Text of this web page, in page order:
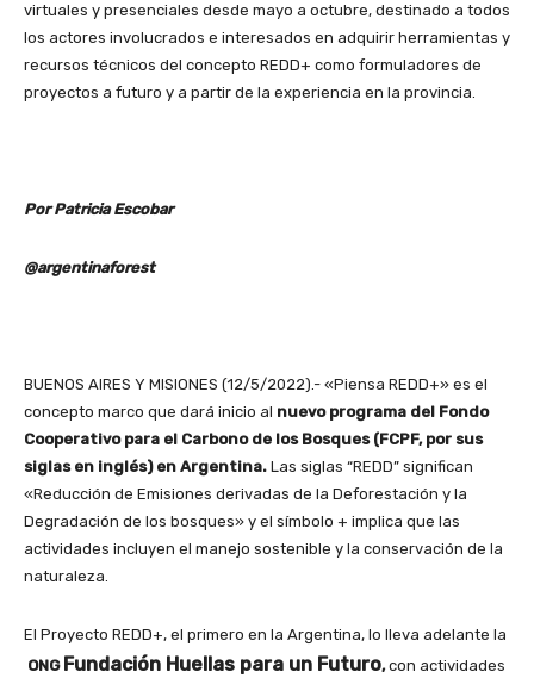
virtuales y presenciales desde mayo a octubre, destinado a todos
los actores involucrados e interesados en adquirir herramientas y
recursos técnicos del concepto REDD+ como formuladores de
proyectos a futuro y a partir de la experiencia en la provincia.
Por Patricia Escobar
@argentinaforest
BUENOS AIRES Y MISIONES (12/5/2022).- «Piensa REDD+» es el
concepto marco que dará inicio al nuevo programa del Fondo
Cooperativo para el Carbono de los Bosques (FCPF, por sus
siglas en inglés) en Argentina. Las siglas “REDD” significan
«Reducción de Emisiones derivadas de la Deforestación y la
Degradación de los bosques» y el símbolo + implica que las
actividades incluyen el manejo sostenible y la conservación de la
naturaleza.
El Proyecto REDD+, el primero en la Argentina, lo lleva adelante la
ONG Fundación Huellas para un Futuro,con actividades